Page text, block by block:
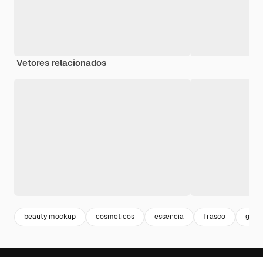
Vetores relacionados
beauty mockup cosmeticos essencia frasco